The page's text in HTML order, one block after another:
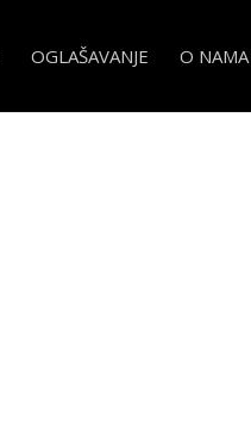
OGLAŠAVANJE O NAMA